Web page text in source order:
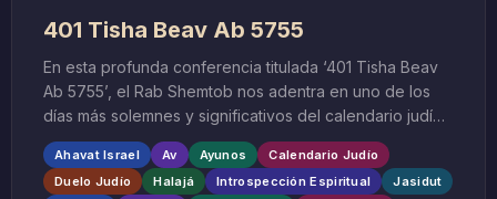
401 Tisha Beav Ab 5755
En esta profunda conferencia titulada ‘401 Tisha Beav
Ab 5755’, el Rab Shemtob nos adentra en uno de los
días más solemnes y significativos del calendario judío:
Tisha BeAv, el noveno día del mes hebreo de Av. Este
día de ayuno y duelo conmemora las grandes tragedias
que han marcado la historia del pueblo judío, siendo la
Ahavat Israel Av Ayunos
Calendario Judío
Duelo Judío
Halajá Introspección Espiritual
Jasidut